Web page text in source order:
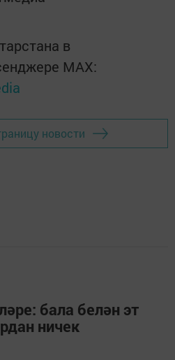
в
MАХ:
новости
бала белән эт
ничек